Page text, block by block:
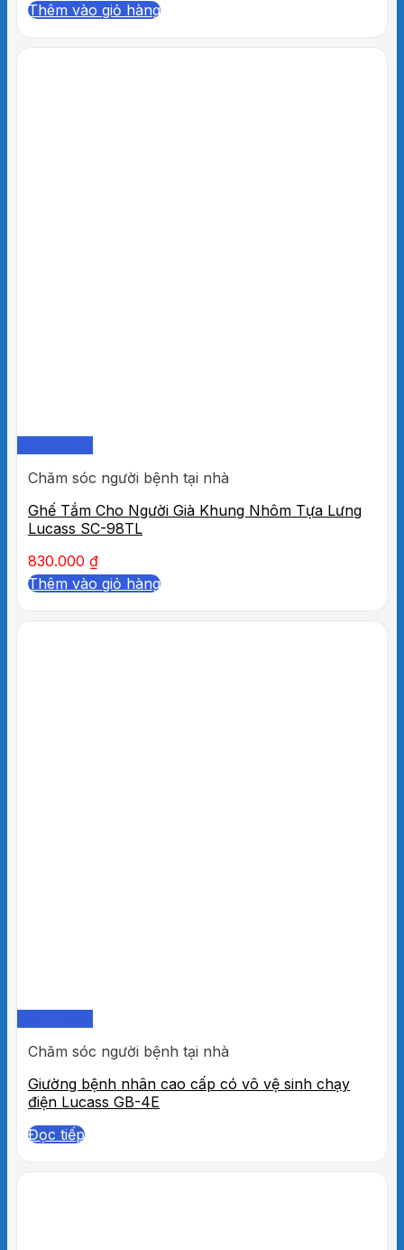
rất bóng và bền, bánh xe đường kính 13cm tải
Thêm vào giỏ hàng
Chăm sóc người bệnh tại nhà
Ghế Tắm Cho Người Già Khung Nhôm Tựa Lưng
Lucass SC-98TL
830.000 ₫
Thêm vào giỏ hàng
Chăm sóc người bệnh tại nhà
Giường bệnh nhân cao cấp có vô vệ sinh chạy
điện Lucass GB-4E
Đọc tiếp